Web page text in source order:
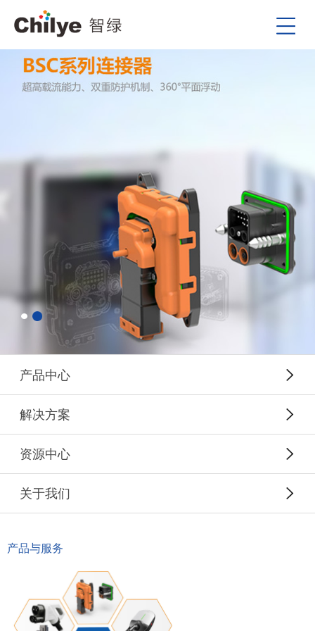
产品中心
解决方案
资源中心
关于我们
产品与服务